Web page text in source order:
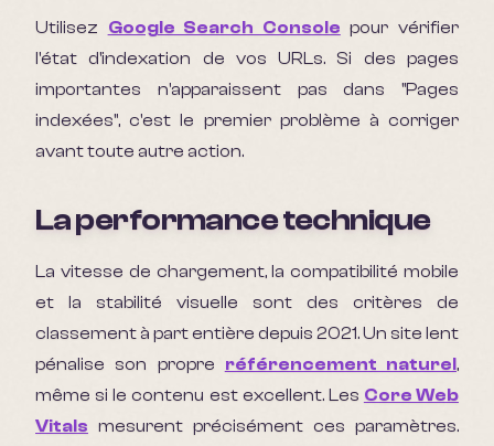
Utilisez Google Search Console pour vérifier
l'état d'indexation de vos URLs. Si des pages
importantes n'apparaissent pas dans "Pages
indexées", c'est le premier problème à corriger
avant toute autre action.
La performance technique
La vitesse de chargement, la compatibilité mobile
et la stabilité visuelle sont des critères de
classement à part entière depuis 2021. Un site lent
pénalise son propre référencement naturel,
même si le contenu est excellent. Les Core Web
Vitals mesurent précisément ces paramètres.